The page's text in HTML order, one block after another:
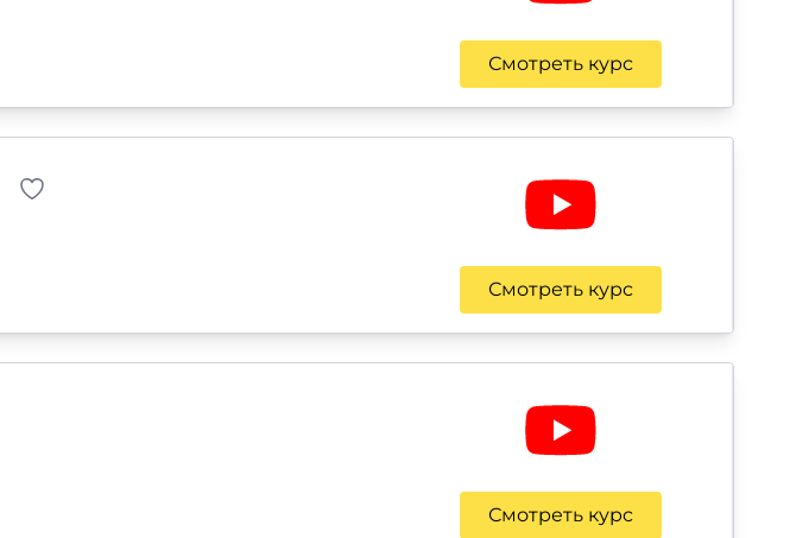
Смотреть курс
Смотреть курс
Смотреть курс